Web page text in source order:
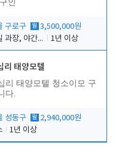
인
구로구 월 3,500,000원
격일 과장, 야간 대리, 청소 이모
1년 이상
리 태양모텔
리 태양모텔 청소이모 구
다.
성동구 월 2,940,000원
1년 이상